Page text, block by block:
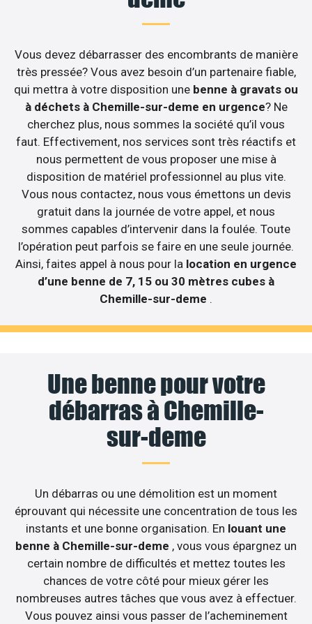
Vous devez débarrasser des encombrants de manière
très pressée? Vous avez besoin d’un partenaire fiable,
qui mettra à votre disposition une benne à gravats ou
à déchets à Chemille-sur-deme en urgence? Ne
cherchez plus, nous sommes la société qu’il vous
faut. Effectivement, nos services sont très réactifs et
nous permettent de vous proposer une mise à
disposition de matériel professionnel au plus vite.
Vous nous contactez, nous vous émettons un devis
gratuit dans la journée de votre appel, et nous
sommes capables d’intervenir dans la foulée. Toute
l’opération peut parfois se faire en une seule journée.
Ainsi, faites appel à nous pour la location en urgence
d’une benne de 7, 15 ou 30 mètres cubes à
Chemille-sur-deme .
Une benne pour votre
débarras à Chemille-
sur-deme
Un débarras ou une démolition est un moment
éprouvant qui nécessite une concentration de tous les
instants et une bonne organisation. En louant une
benne à Chemille-sur-deme , vous vous épargnez un
certain nombre de difficultés et mettez toutes les
chances de votre côté pour mieux gérer les
nombreuses autres tâches que vous avez à effectuer.
Vous pouvez ainsi vous passer de l’acheminement